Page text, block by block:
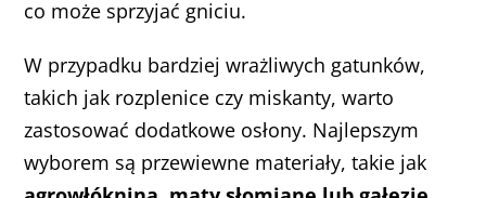
co może sprzyjać gniciu.
W przypadku bardziej wrażliwych gatunków,
takich jak rozplenice czy miskanty, warto
zastosować dodatkowe osłony. Najlepszym
wyborem są przewiewne materiały, takie jak